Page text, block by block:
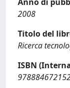
2008
Titolo del
Ricerca
ISBN